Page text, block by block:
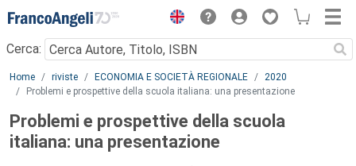
Menu
Cerca:
Main content
Home riviste ECONOMIA E SOCIETÀ REGIONALE
2020
Problemi e prospettive della scuola italiana: una presentazione
Problemi e prospettive della scuola
italiana: una presentazione